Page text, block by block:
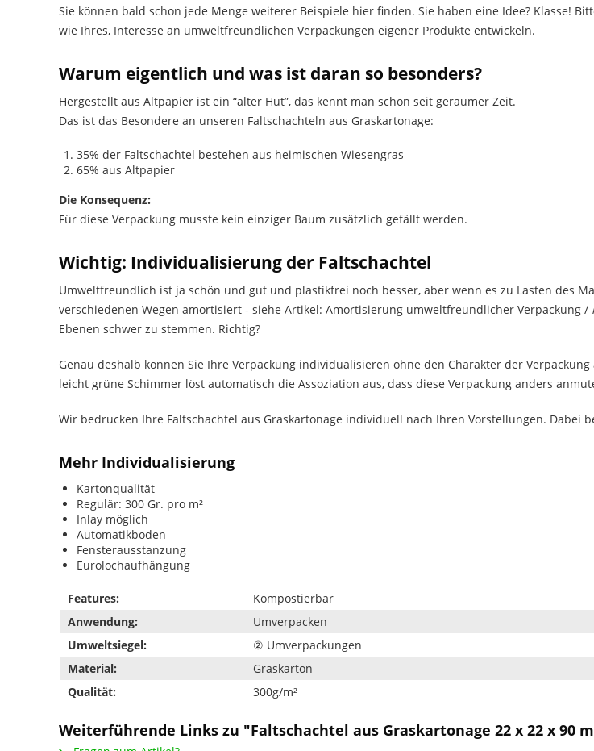
Sie können bald schon jede Menge weiterer Beispiele hier finden. Sie haben eine Idee? Klasse!
wie Ihres, Interesse an umweltfreundlichen Verpackungen eigener Produkte entwickeln.
Warum eigentlich und was ist daran so besonders?
Hergestellt aus Altpapier ist ein “alter Hut”, das kennt man schon seit geraumer Zeit.
Das ist das Besondere an unseren Faltschachteln aus Graskartonage:
35% der Faltschachtel bestehen aus heimischen Wiesengras
65% aus Altpapier
Die Konsequenz:
Für diese Verpackung musste kein einziger Baum zusätzlich gefällt werden.
Wichtig: Individualisierung der Faltschachtel
Umweltfreundlich ist ja schön und gut und plastikfrei noch besser, aber wenn es zu Lasten des
verschiedenen Wegen amortisiert - siehe Artikel: Amortisierung umweltfreundlicher Verpackung /
Ebenen schwer zu stemmen. Richtig?
Genau deshalb können Sie Ihre Verpackung individualisieren ohne den Charakter der
leicht grüne Schimmer löst automatisch die Assoziation aus, dass diese Verpackung anders
Wir bedrucken Ihre Faltschachtel aus Graskartonage individuell nach Ihren Vorstellungen. Dabei
Mehr Individualisierung
Kartonqualität
Regulär: 300 Gr. pro m²
Inlay möglich
Automatikboden
Fensterausstanzung
Eurolochaufhängung
Features:
Kompostierbar
Anwendung:
Umverpacken
Umweltsiegel:
② Umverpackungen
Material:
Graskarton
Qualität:
300g/m²
Weiterführende Links zu "Faltschachtel aus Graskartonage 22 x 22 x 90